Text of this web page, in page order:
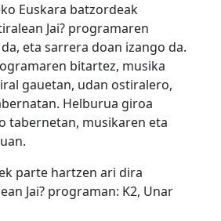
Euskara batzordeak
Jai? programaren
eta sarrera doan izango da.
bitartez, musika
gauetan, udan ostiralero,
Helburua giroa
tabernetan, musikaren eta
parte hartzen ari dira
Jai? programan: K2, Unar